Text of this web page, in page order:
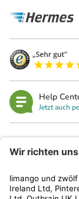
Help
Jetzt auch
Kundenservice